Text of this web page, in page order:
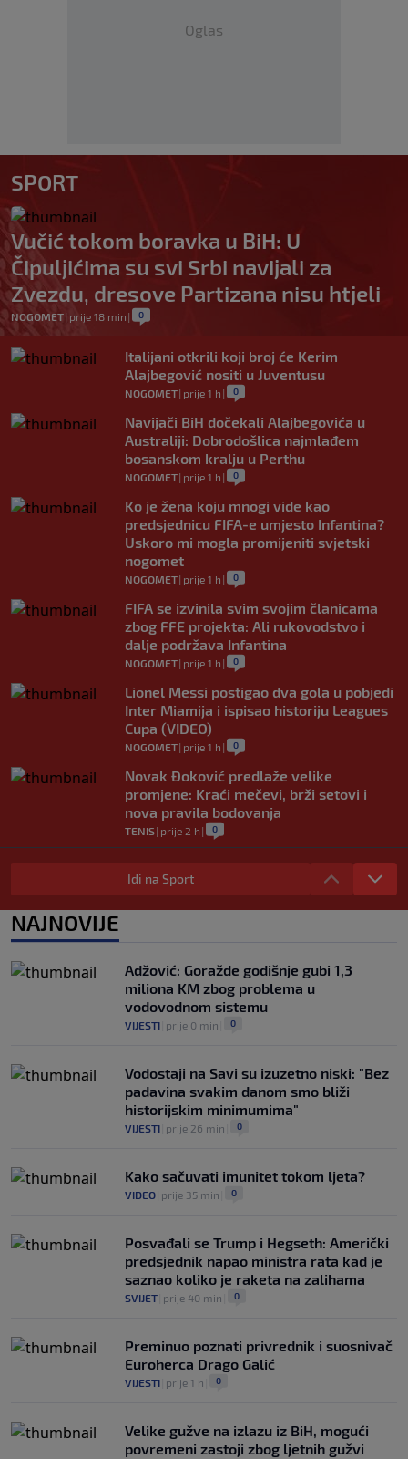
Oglas
SPORT
Vučić tokom boravka u BiH: U
Čipuljićima su svi Srbi navijali za
Zvezdu, dresove Partizana nisu htjeli
NOGOMET| prije 18 min | 0
Italijani otkrili koji broj će Kerim
Alajbegović nositi u Juventusu
NOGOMET| prije 1 h | 0
Navijači BiH dočekali Alajbegovića u
Australiji: Dobrodošlica najmlađem
bosanskom kralju u Perthu
NOGOMET| prije 1 h | 0
Ko je žena koju mnogi vide kao
predsjednicu FIFA-e umjesto Infantina?
Uskoro mi mogla promijeniti svjetski
nogomet
NOGOMET| prije 1 h | 0
FIFA se izvinila svim svojim članicama
zbog FFE projekta: Ali rukovodstvo i
dalje podržava Infantina
NOGOMET| prije 1 h | 0
Lionel Messi postigao dva gola u pobjedi
Inter Miamija i ispisao historiju Leagues
Cupa (VIDEO)
NOGOMET| prije 1 h | 0
Novak Đoković predlaže velike
promjene: Kraći mečevi, brži setovi i
nova pravila bodovanja
TENIS| prije 2 h | 0
Upitna karijera jednog od najvećih
svjetskih talenata nogometa zbog
0
obarao rekord, plamen odnio njegovu
kuću: Preminuo i komšija
5. aug. 0
Idi na Sport
NAJNOVIJE
Adžović: Goražde godišnje gubi 1,3
miliona KM zbog problema u
vodovodnom sistemu
VIJESTI prije 0 min 0
Vodostaji na Savi su izuzetno niski: "Bez
padavina svakim danom smo bliži
historijskim minimumima"
VIJESTI prije 26 min 0
Kako sačuvati imunitet tokom ljeta?
VIDEO prije 35 min 0
Posvađali se Trump i Hegseth: Američki
predsjednik napao ministra rata kad je
saznao koliko je raketa na zalihama
SVIJET prije 40 min 0
Preminuo poznati privrednik i suosnivač
Euroherca Drago Galić
VIJESTI prije 1 h 0
Velike gužve na izlazu iz BiH, mogući
povremeni zastoji zbog ljetnih gužvi